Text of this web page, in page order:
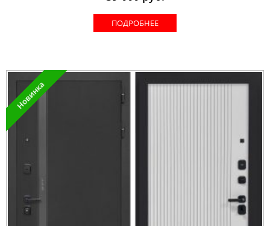
ПОДРОБНЕЕ
Новинка